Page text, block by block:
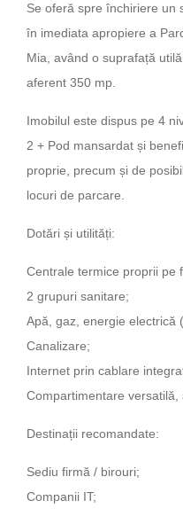
Se oferă spre închiriere un
în imediata apropiere a
Mia, având o suprafață
aferent 350 mp.
Imobilul este dispus pe 4
2 + Pod mansardat și
proprie, precum și de
locuri de parcare.
Dotări și utilități:
Centrale termice proprii pe
2 grupuri sanitare;
Apă, gaz, energie electrică
Canalizare;
Internet prin cablare
Compartimentare versatilă,
Destinații recomandate:
Sediu firmă / birouri;
Companii IT;